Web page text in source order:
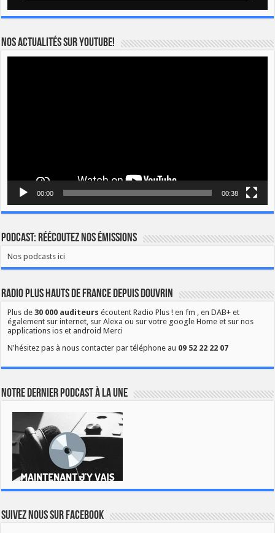
Nos actualités sur YOUTUBE!
00:00 00:38
Podcast: Réécoutez nos émissions
Nos podcasts ici
Radio Plus Hauts de France depuis Douvrin
Plus de30 000 auditeurs écoutent Radio Plus ! en fm , en DAB+ et
également sur internet, sur Alexa ou sur votre google Home et sur nos
applications ios et android Merci
N'hésitez pas à nous contacter par téléphone au 09 52 22 22 07
Notre dernier podcast à la une
Suivez nous sur Facebook